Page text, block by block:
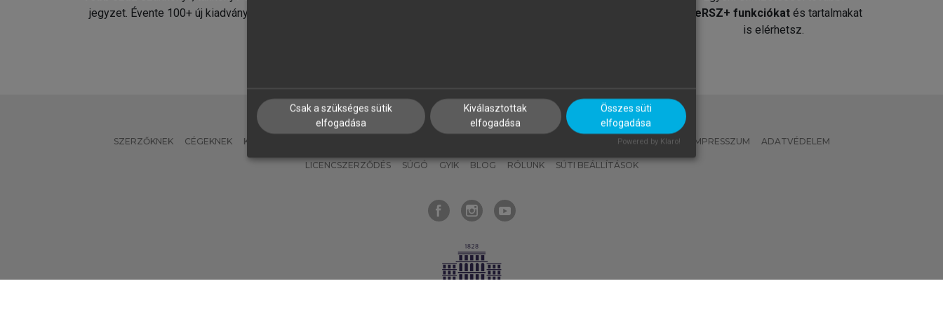
jegyzet. Évente 100+ új kiadvány.
MeRSZ+ funkciókat és tartalmakat
is elérhetsz.
SZERZŐKNEK CÉGEKNEK KÖNYVTÁROSOKNAK MI – ÁLTALÁNOS IRÁNYELVEK IMPRESSZUM ADATVÉDELEM
LICENCSZERZŐDÉS SÚGÓ GYIK BLOG RÓLUNK SÜTI BEÁLLÍTÁSOK
Csak a szükséges sütik
elfogadása
Kiválasztottak
elfogadása
Összes süti
elfogadása
Powered by Klaro!